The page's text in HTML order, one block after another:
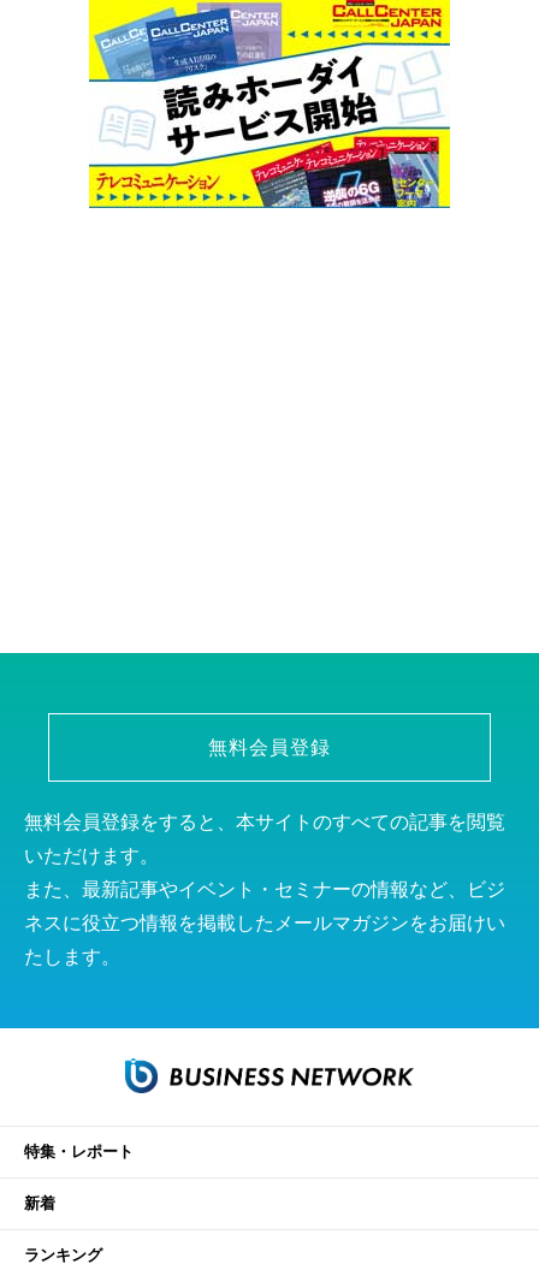
無料会員登録
無料会員登録をすると、本サイトのすべての記事を閲覧
いただけます。
また、最新記事やイベント・セミナーの情報など、ビジ
ネスに役立つ情報を掲載したメールマガジンをお届けい
たします。
特集・レポート
新着
ランキング